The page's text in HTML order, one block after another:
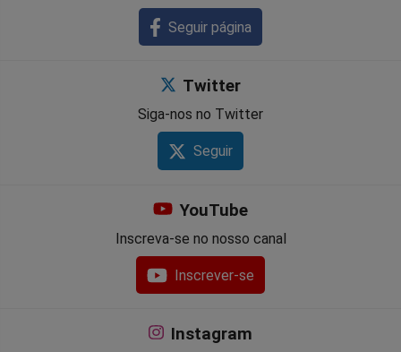
Seguir página
Twitter
Siga-nos no Twitter
Seguir
YouTube
Inscreva-se no nosso canal
Inscrever-se
Instagram